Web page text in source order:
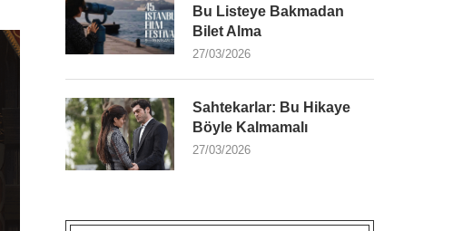
Bu Listeye Bakmadan
Bilet Alma
27/03/2026
Sahtekarlar: Bu Hikaye
Böyle Kalmamalı
27/03/2026